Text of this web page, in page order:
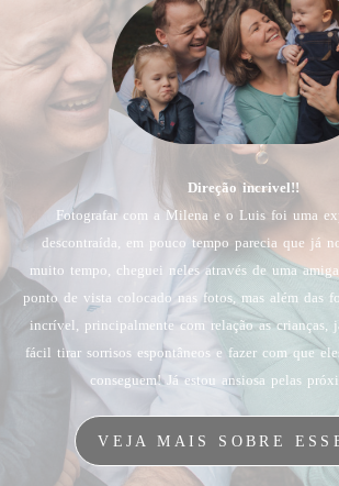
Direção incrivel!!
Fotografar com a Milena e o Luis foi uma
descontraída, em pouco tempo parecia que já
muito tempo, cheguei neles através de uma
ponto de vista colocado nas fotos, mas além das
incrível, principalmente com relação as crianças,
fácil tirar sorrisos espontâneos e fazer com que
conseguem! Já estou ansiosa pelas
VEJA MAIS SOBRE